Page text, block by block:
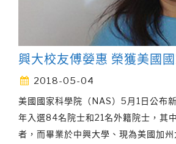
興大校友傅嫈惠 榮獲美國
2018-05-04
美國國家科學院（NAS）5月1日公布
年入選84名院士和21名外籍院士，其
者，而畢業於中興大學、現為美國加